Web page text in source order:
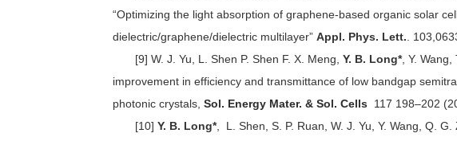
“Optimizing the light absorption of graphene-based organic solar
dielectric/graphene/dielectric multilayer” Appl. Phys. Lett..
[9] W. J. Yu, L. Shen P. Shen F. X. Meng, Y. B. Long*, Y. Wang,
improvement in efficiency and transmittance of low bandgap
photonic crystals, Sol. Energy Mater. & Sol. Cells 117 198–202
[10] Y. B. Long*, L. Shen, S. P. Ruan, W. J. Yu, Y. Wang, Q.